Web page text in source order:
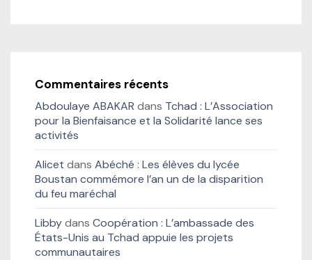
Commentaires récents
Abdoulaye ABAKAR dans Tchad : L’Association
pour la Bienfaisance et la Solidarité lance ses
activités
Alicet dans Abéché : Les élèves du lycée
Boustan commémore l’an un de la disparition
du feu maréchal
Libbydans Coopération : L’ambassade des
États-Unis au Tchad appuie les projets
communautaires